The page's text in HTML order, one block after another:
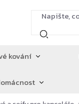
kování